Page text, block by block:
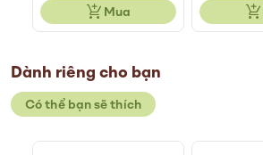
Mua
Dành riêng cho bạn
Có thể bạn sẽ thích